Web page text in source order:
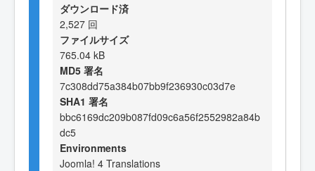
ダウンロード済
2,527 回
ファイルサイズ
765.04 kB
MD5 署名
7c308dd75a384b07bb9f236930c03d7e
SHA1 署名
bbc6169dc209b087fd09c6a56f2552982a84b
dc5
Environments
Joomla! 4 Translations